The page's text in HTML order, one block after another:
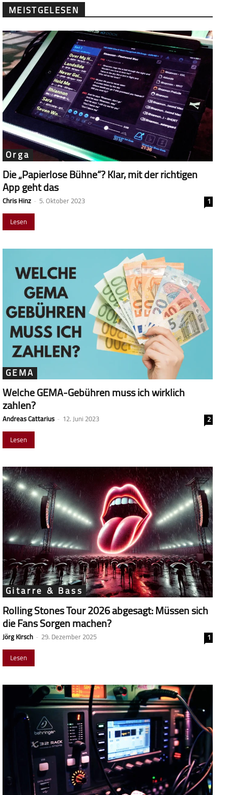
MEISTGELESEN
Orga
Die „Papierlose Bühne“? Klar, mit der richtigen
App geht das
Chris Hinz - 5. Oktober 2023
1
Lesen
GEMA
Welche GEMA-Gebühren muss ich wirklich
zahlen?
Andreas Cattarius - 12. Juni 2023
2
Lesen
Gitarre & Bass
Rolling Stones Tour 2026 abgesagt: Müssen sich
die Fans Sorgen machen?
Jörg Kirsch - 29. Dezember 2025
1
Lesen